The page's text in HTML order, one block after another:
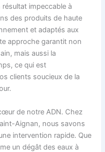
impeccable à
des produits de haute
et adaptés aux
approche garantit non
mais aussi la
ce qui est
clients soucieux de la
de notre ADN. Chez
Aignan, nous savons
intervention rapide. Que
un dégât des eaux à